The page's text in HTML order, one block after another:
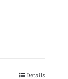
Details